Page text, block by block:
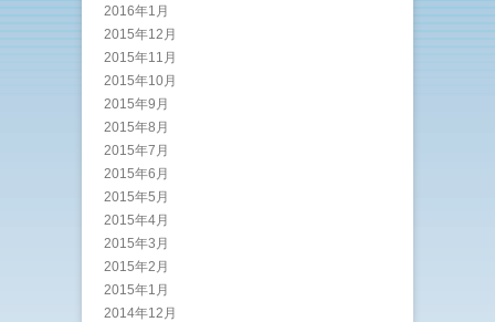
2016年1月
2015年12月
2015年11月
2015年10月
2015年9月
2015年8月
2015年7月
2015年6月
2015年5月
2015年4月
2015年3月
2015年2月
2015年1月
2014年12月